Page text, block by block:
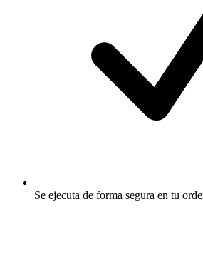
Se ejecuta de forma segura en tu